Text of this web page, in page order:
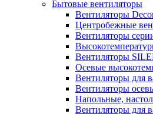
Бытовые вентиляторы
Вентиляторы
Центробежные
Вентиляторы
Вентиляторы
Осевые
Вентиляторы для
Вентиляторы
Напольные,
Вентиляторы для